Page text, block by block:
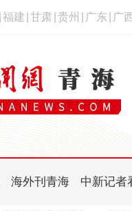
福建 甘肃 贵州 广东 广
海外刊青海 中新记者